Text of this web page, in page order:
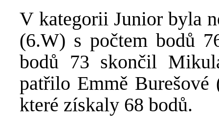
V kategorii Junior byla
(6.W) s počtem bodů
bodů 73 skončil
patřilo Emmě
které získaly 68 bodů.